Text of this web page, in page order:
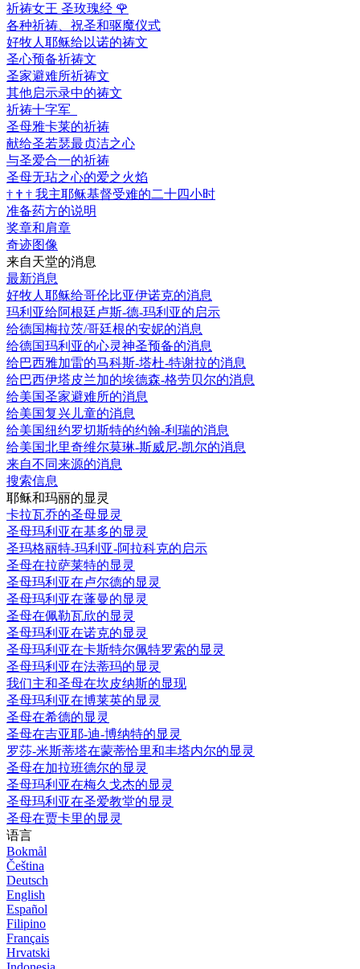
祈祷女王 圣玫瑰经 🌹
各种祈祷、祝圣和驱魔仪式
好牧人耶稣给以诺的祷文
圣心预备祈祷文
圣家避难所祈祷文
其他启示录中的祷文
祈祷十字军
圣母雅卡莱的祈祷
献给圣若瑟最贞洁之心
与圣爱合一的祈祷
圣母无玷之心的爱之火焰
† † † 我主耶稣基督受难的二十四小时
准备药方的说明
奖章和肩章
奇迹图像
来自天堂的消息
最新消息
好牧人耶稣给哥伦比亚伊诺克的消息
玛利亚给阿根廷卢斯-德-玛利亚的启示
给德国梅拉茨/哥廷根的安妮的消息
给德国玛利亚的心灵神圣预备的消息
给巴西雅加雷的马科斯-塔杜-特谢拉的消息
给巴西伊塔皮兰加的埃德森-格劳贝尔的消息
给美国圣家避难所的消息
给美国复兴儿童的消息
给美国纽约罗切斯特的约翰-利瑞的消息
给美国北里奇维尔莫琳-斯威尼-凯尔的消息
来自不同来源的消息
搜索信息
耶稣和玛丽的显灵
卡拉瓦乔的圣母显灵
圣母玛利亚在基多的显灵
圣玛格丽特-玛利亚-阿拉科克的启示
圣母在拉萨莱特的显灵
圣母玛利亚在卢尔德的显灵
圣母玛利亚在蓬曼的显灵
圣母在佩勒瓦欣的显灵
圣母玛利亚在诺克的显灵
圣母玛利亚在卡斯特尔佩特罗索的显灵
圣母玛利亚在法蒂玛的显灵
我们主和圣母在坎皮纳斯的显现
圣母玛利亚在博莱英的显灵
圣母在希德的显灵
圣母在吉亚耶-迪-博纳特的显灵
罗莎-米斯蒂塔在蒙蒂恰里和丰塔内尔的显灵
圣母在加拉班德尔的显灵
圣母玛利亚在梅久戈杰的显灵
圣母玛利亚在圣爱教堂的显灵
圣母在贾卡里的显灵
语言
Bokmål
Čeština
Deutsch
English
Español
Filipino
Français
Hrvatski